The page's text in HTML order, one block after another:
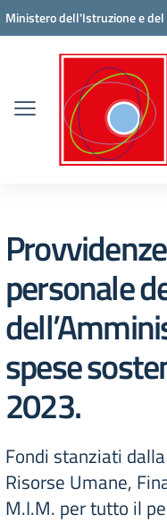
Vai ai contenuti
Vai al menu di navigazione
Vai al footer
Ministero dell'Istruzione e
personale
spese
2023.
Fondi stanziati
Risorse Umane,
M.I.M. per tutto il